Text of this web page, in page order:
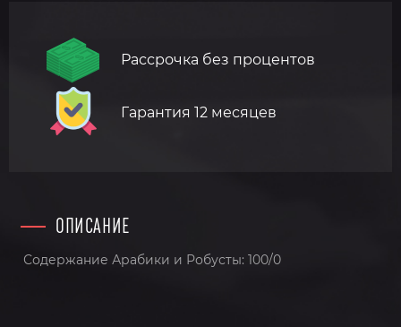
Рассрочка без процентов
Гарантия 12 месяцев
ОПИСАНИЕ
Содержание Арабики и Робусты: 100/0